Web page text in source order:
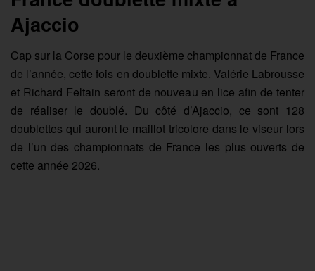
Ajaccio
Cap sur la Corse pour le deuxième championnat de France
de l’année, cette fois en doublette mixte. Valérie Labrousse
et Richard Feltain seront de nouveau en lice afin de tenter
de réaliser le doublé. Du côté d’Ajaccio, ce sont 128
doublettes qui auront le maillot tricolore dans le viseur lors
de l’un des championnats de France les plus ouverts de
cette année 2026.